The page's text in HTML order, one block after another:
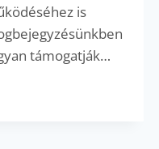
is
támogatják…